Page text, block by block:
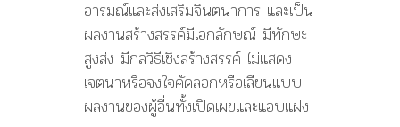
อารมณ์และส่งเสริมจินตนาการ และเป็น
ผลงานสร้างสรรค์มีเอกลักษณ์ มีทักษะ
สูงส่ง มีกลวิธีเชิงสร้างสรรค์ ไม่แสดง
เจตนาหรือจงใจคัดลอกหรือเลียนแบบ
ผลงานของผู้อื่นทั้งเปิดเผยและแอบแฝง